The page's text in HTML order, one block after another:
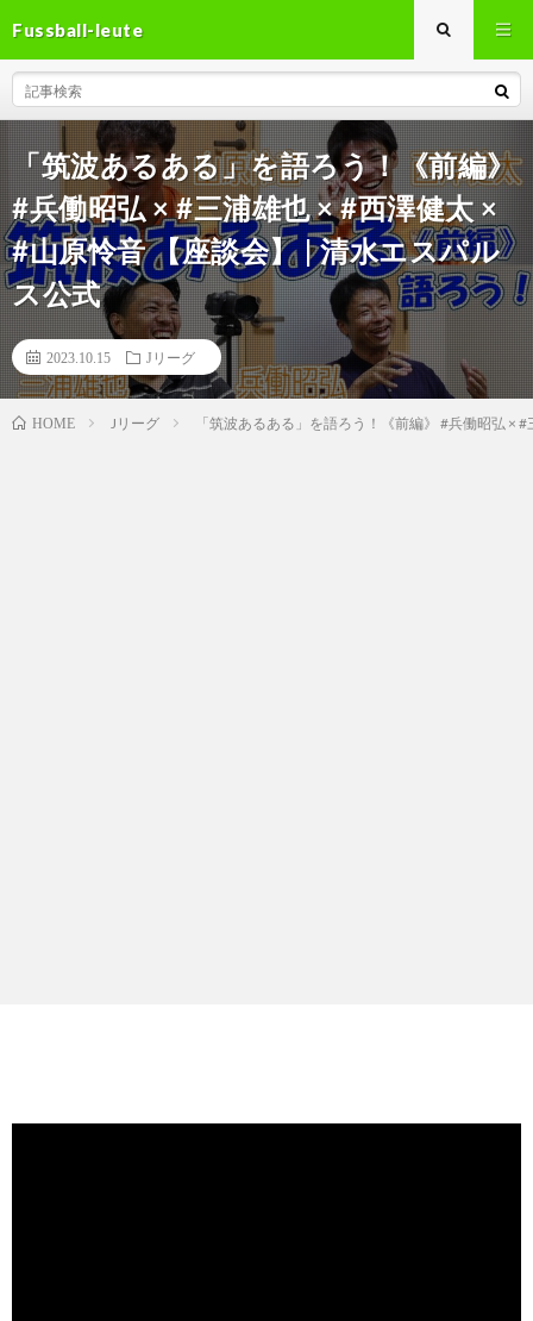
Fussball-leute
「筑波あるある」を語ろう！《前編》
#兵働昭弘 × #三浦雄也 × #西澤健太 ×
#山原怜音 【座談会】 | 清水エスパル
ス公式
2023.10.15 Jリーグ
HOME Jリーグ 「筑波あるある」を語ろう！《前編》 #兵働昭弘 ×